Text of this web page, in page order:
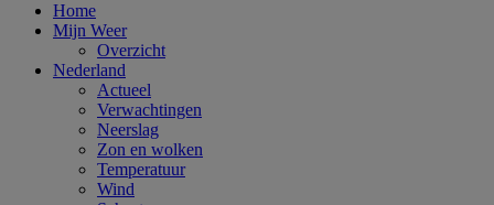
Home
Mijn Weer
Overzicht
Nederland
Actueel
Verwachtingen
Neerslag
Zon en wolken
Temperatuur
Wind